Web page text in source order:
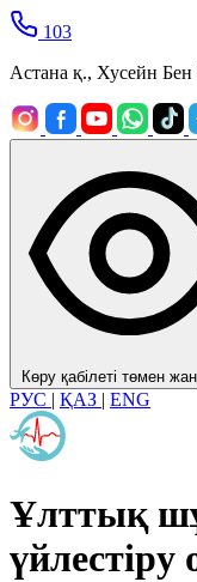
103
Астана қ., Хусейн Бен
Көру қабілеті төмен
РУС | ҚАЗ | ENG
Ұлттық